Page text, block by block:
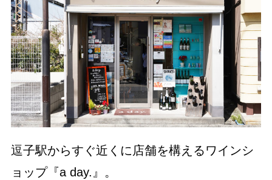
逗子駅からすぐ近くに店舗を構えるワインシ
ョップ『a day.』。